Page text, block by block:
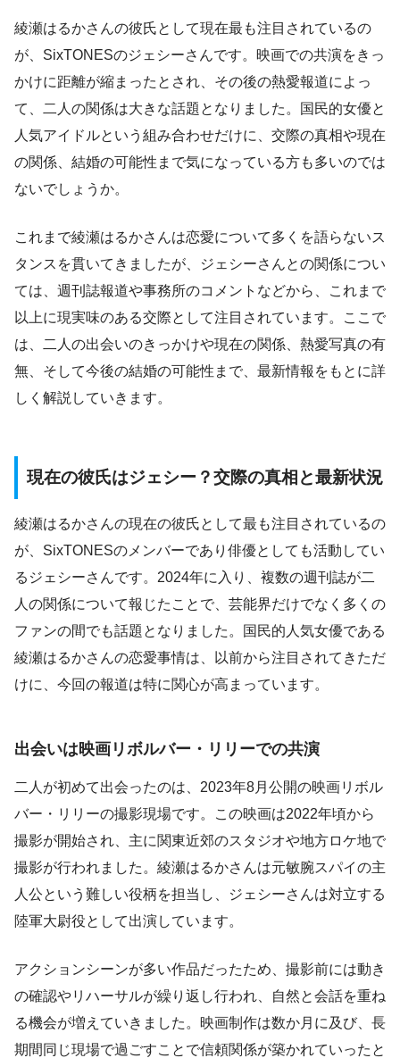
綾瀬はるかさんの彼氏として現在最も注目されているの
が、SixTONESのジェシーさんです。映画での共演をきっ
かけに距離が縮まったとされ、その後の熱愛報道によっ
て、二人の関係は大きな話題となりました。国民的女優と
人気アイドルという組み合わせだけに、交際の真相や現在
の関係、結婚の可能性まで気になっている方も多いのでは
ないでしょうか。
これまで綾瀬はるかさんは恋愛について多くを語らないス
タンスを貫いてきましたが、ジェシーさんとの関係につい
ては、週刊誌報道や事務所のコメントなどから、これまで
以上に現実味のある交際として注目されています。ここで
は、二人の出会いのきっかけや現在の関係、熱愛写真の有
無、そして今後の結婚の可能性まで、最新情報をもとに詳
しく解説していきます。
現在の彼氏はジェシー？交際の真相と最新状況
綾瀬はるかさんの現在の彼氏として最も注目されているの
が、SixTONESのメンバーであり俳優としても活動してい
るジェシーさんです。2024年に入り、複数の週刊誌が二
人の関係について報じたことで、芸能界だけでなく多くの
ファンの間でも話題となりました。国民的人気女優である
綾瀬はるかさんの恋愛事情は、以前から注目されてきただ
けに、今回の報道は特に関心が高まっています。
出会いは映画リボルバー・リリーでの共演
二人が初めて出会ったのは、2023年8月公開の映画リボル
バー・リリーの撮影現場です。この映画は2022年頃から
撮影が開始され、主に関東近郊のスタジオや地方ロケ地で
撮影が行われました。綾瀬はるかさんは元敏腕スパイの主
人公という難しい役柄を担当し、ジェシーさんは対立する
陸軍大尉役として出演しています。
アクションシーンが多い作品だったため、撮影前には動き
の確認やリハーサルが繰り返し行われ、自然と会話を重ね
る機会が増えていきました。映画制作は数か月に及び、長
期間同じ現場で過ごすことで信頼関係が築かれていったと